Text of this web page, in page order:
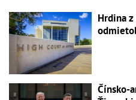
Hrdina
Čínsko-